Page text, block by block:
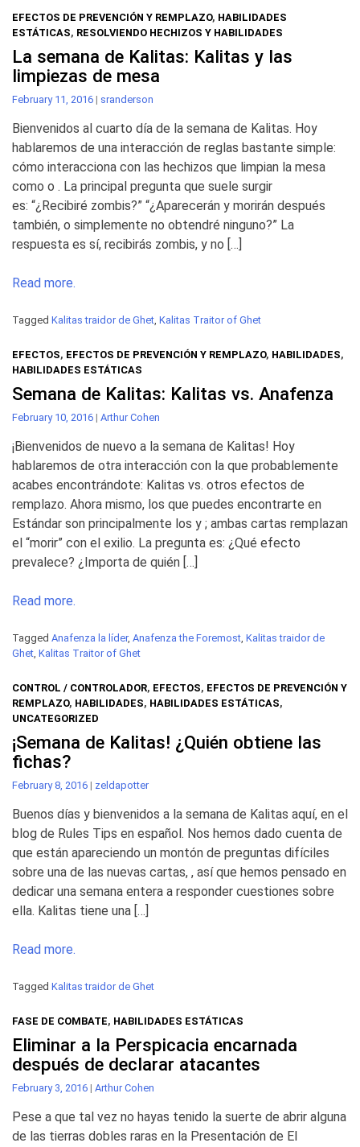
EFECTOS DE PREVENCIÓN Y REMPLAZO, HABILIDADES
ESTÁTICAS, RESOLVIENDO HECHIZOS Y HABILIDADES
La semana de Kalitas: Kalitas y las
limpiezas de mesa
February 11, 2016 | sranderson
Bienvenidos al cuarto día de la semana de Kalitas. Hoy
hablaremos de una interacción de reglas bastante simple:
cómo interacciona con las hechizos que limpian la mesa
como o . La principal pregunta que suele surgir
es: “¿Recibiré zombis?” “¿Aparecerán y morirán después
también, o simplemente no obtendré ninguno?” La
respuesta es sí, recibirás zombis, y no […]
Read more.
Tagged Kalitas traidor de Ghet, Kalitas Traitor of Ghet
EFECTOS, EFECTOS DE PREVENCIÓN Y REMPLAZO, HABILIDADES,
HABILIDADES ESTÁTICAS
Semana de Kalitas: Kalitas vs. Anafenza
February 10, 2016 | Arthur Cohen
¡Bienvenidos de nuevo a la semana de Kalitas! Hoy
hablaremos de otra interacción con la que probablemente
acabes encontrándote: Kalitas vs. otros efectos de
remplazo. Ahora mismo, los que puedes encontrarte en
Estándar son principalmente los y ; ambas cartas remplazan
el “morir” con el exilio. La pregunta es: ¿Qué efecto
prevalece? ¿Importa de quién […]
Read more.
Tagged Anafenza la líder, Anafenza the Foremost, Kalitas traidor de
Ghet, Kalitas Traitor of Ghet
CONTROL / CONTROLADOR, EFECTOS, EFECTOS DE PREVENCIÓN Y
REMPLAZO, HABILIDADES, HABILIDADES ESTÁTICAS,
UNCATEGORIZED
¡Semana de Kalitas! ¿Quién obtiene las
fichas?
February 8, 2016 | zeldapotter
Buenos días y bienvenidos a la semana de Kalitas aquí, en el
blog de Rules Tips en español. Nos hemos dado cuenta de
que están apareciendo un montón de preguntas difíciles
sobre una de las nuevas cartas, , así que hemos pensado en
dedicar una semana entera a responder cuestiones sobre
ella. Kalitas tiene una […]
Read more.
Tagged Kalitas traidor de Ghet
FASE DE COMBATE, HABILIDADES ESTÁTICAS
Eliminar a la Perspicacia encarnada
después de declarar atacantes
February 3, 2016 | Arthur Cohen
Pese a que tal vez no hayas tenido la suerte de abrir alguna
de las tierras dobles raras en la Presentación de El